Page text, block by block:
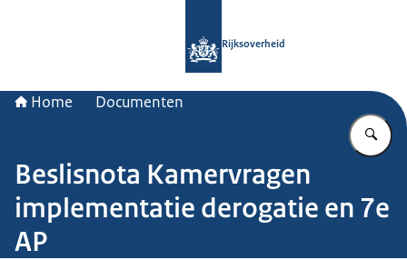
Rijksoverheid
Home Documenten
Beslisnota Kamervragen
implementatie derogatie en 7e
AP